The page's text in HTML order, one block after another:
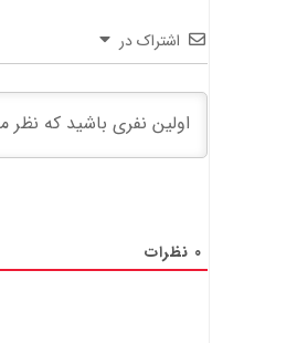
اشتراک در
0 نظرات